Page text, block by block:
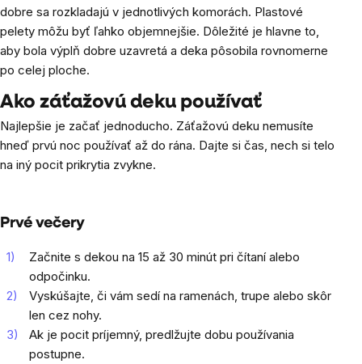
dobre sa rozkladajú v jednotlivých komorách. Plastové
pelety môžu byť ľahko objemnejšie. Dôležité je hlavne to,
aby bola výplň dobre uzavretá a deka pôsobila rovnomerne
po celej ploche.
Ako záťažovú deku používať
Najlepšie je začať jednoducho. Záťažovú deku nemusíte
hneď prvú noc používať až do rána. Dajte si čas, nech si telo
na iný pocit prikrytia zvykne.
Prvé večery
Začnite s dekou na 15 až 30 minút pri čítaní alebo
odpočinku.
Vyskúšajte, či vám sedí na ramenách, trupe alebo skôr
len cez nohy.
Ak je pocit príjemný, predlžujte dobu používania
postupne.